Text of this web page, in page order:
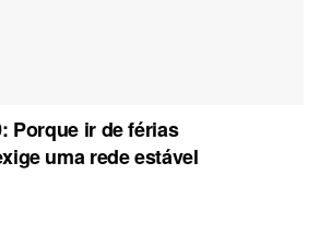
Porque ir de férias
uma rede estável